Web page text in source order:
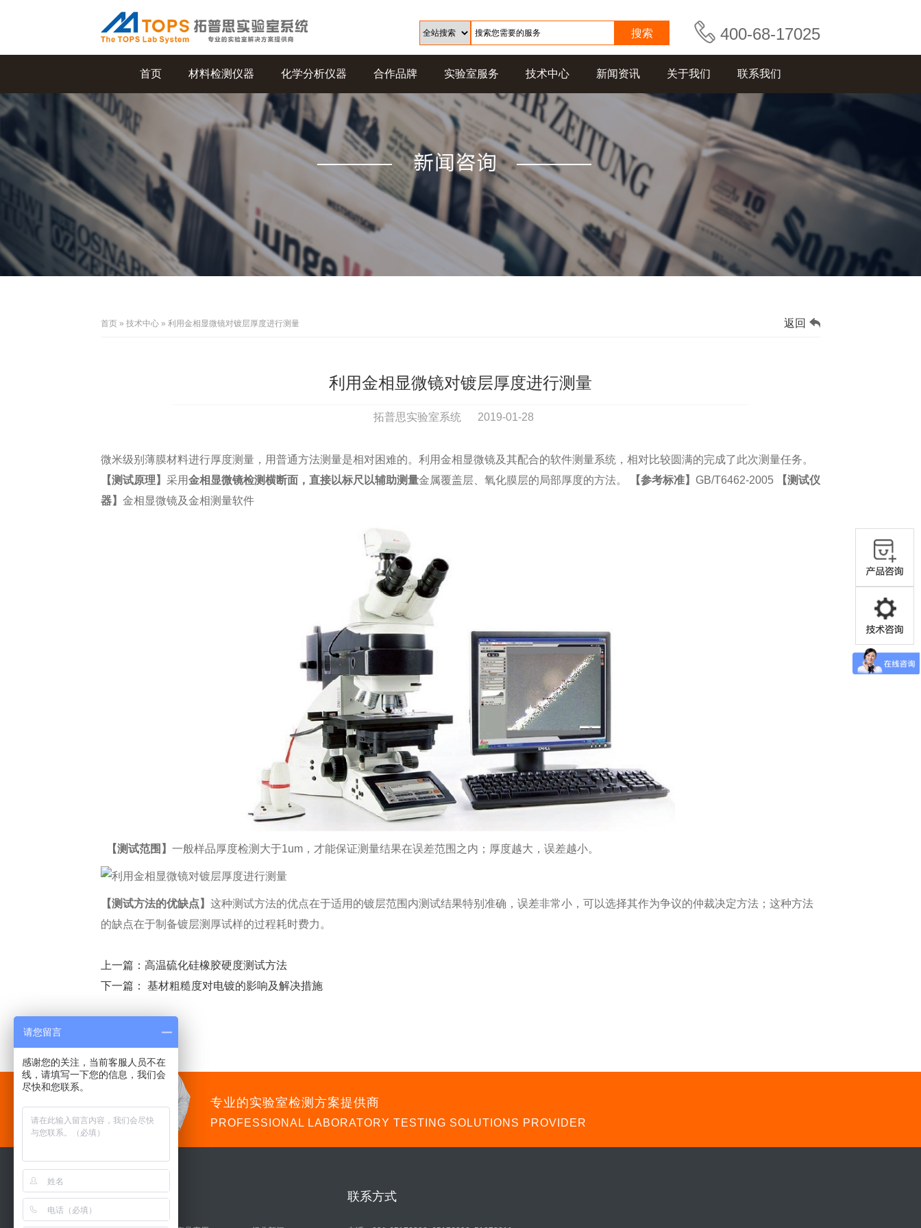
400-68-17025
首页 材料检测仪器 化学分析仪器 合作品牌 实验室服务 技术中心 新闻资讯 关于我们 联系我们
首页 » 技术中心 » 利用金相显微镜对镀层厚度进行测量 返回
利用金相显微镜对镀层厚度进行测量
拓普思实验室系统 2019-01-28
微米级别薄膜材料进行厚度测量，用普通方法测量是相对困难的。利用金相显微镜及其配合的软件测量系统，相对比较圆满的完成了此次测量任务。
【测试原理】 采用金相显微镜检测横断面，直接以标尺以辅助测量金属覆盖层、氧化膜层的局部厚度的方法。 【参考标准】 GB/T6462-2005
【测试仪
器】 金相显微镜及金相测量软件
【测试范围】 一般样品厚度检测大于1um，才能保证测量结果在误差范围之内；厚度越大，误差越小。
【测试方法的优缺点】 这种测试方法的优点在于适用的镀层范围内测试结果特别准确，误差非常小，可以选择其作为争议的仲裁决定方法；这种方法
的缺点在于制备镀层测厚试样的过程耗时费力。
上一篇： 高温硫化硅橡胶硬度测试方法
下一篇： 基材粗糙度对电镀的影响及解决措施
专业的实验室检测方案提供商
PROFESSIONAL LABORATORY TESTING SOLUTIONS PROVIDER
导航 联系方式
请您留言
感谢您的关注，当前客服人员不在
线，请填写一下您的信息，我们会
尽快和您联系。